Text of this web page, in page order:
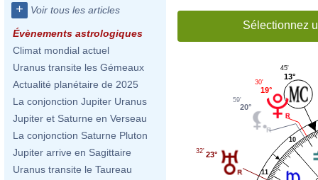
+ Voir tous les articles
Évènements astrologiques
Climat mondial actuel
Uranus transite les Gémeaux
Actualité planétaire de 2025
La conjonction Jupiter Uranus
Jupiter et Saturne en Verseau
La conjonction Saturne Pluton
Jupiter arrive en Sagittaire
Uranus transite le Taureau
Sélectionnez
10
11
13°
45'
19°
30'
20°
59'
23°
32'